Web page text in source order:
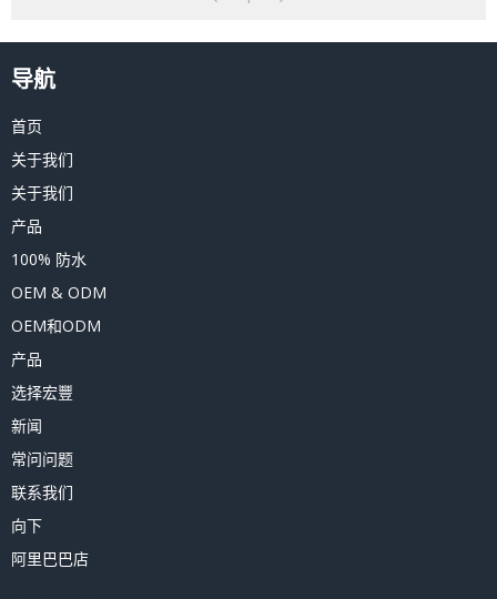
导航
首页
关于我们
关于我们
产品
100% 防水
OEM & ODM
OEM和ODM
产品
选择宏豐
新闻
常问问题
联系我们
向下
阿里巴巴店